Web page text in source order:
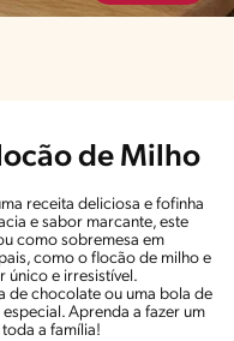
de Milho
receita deliciosa e fofinha
e sabor marcante, este
como sobremesa em
como o flocão de milho e
único e irresistível.
de chocolate ou uma bola de
Aprenda a fazer um
a família!